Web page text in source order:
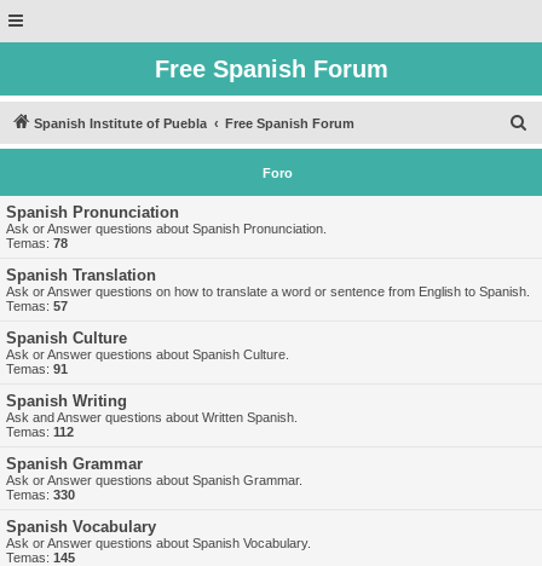
Free Spanish Forum
Spanish Institute of Puebla Free Spanish Forum
u
Foro
Spanish Pronunciation
Ask or Answer questions about Spanish Pronunciation.
Temas: 78
Spanish Translation
Ask or Answer questions on how to translate a word or sentence from English to Spanish.
Temas: 57
Spanish Culture
Ask or Answer questions about Spanish Culture.
Temas: 91
Spanish Writing
Ask and Answer questions about Written Spanish.
Temas: 112
Spanish Grammar
Ask or Answer questions about Spanish Grammar.
Temas: 330
Spanish Vocabulary
Ask or Answer questions about Spanish Vocabulary.
Temas: 145